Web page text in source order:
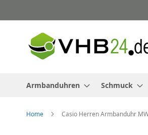
zum
Armbanduhren Schmuck
Home Casio Herren Armbanduhr